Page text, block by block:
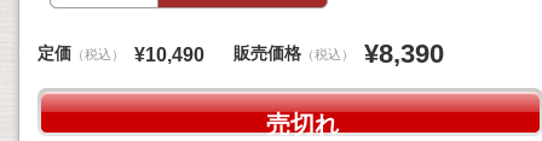
定価 （税込） ¥10,490 販売価格 （税込） ¥8,390
売切れ